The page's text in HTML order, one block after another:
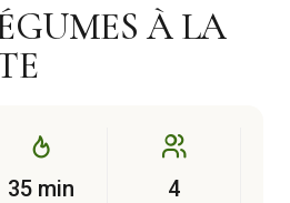
À LA
35 min 4